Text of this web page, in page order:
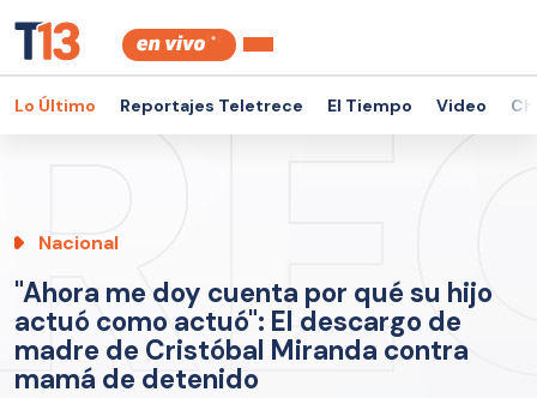
Lo Último Reportajes Teletrece El Tiempo Video
Nacional
"Ahora me doy cuenta por qué su hijo
actuó como actuó": El descargo de
madre de Cristóbal Miranda contra
mamá de detenido